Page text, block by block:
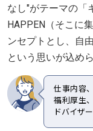
なし"がテーマの「
HAPPEN（そこに
ンセプトとし、自
という思いが込め
仕事内容
福利厚生
ドバイザ